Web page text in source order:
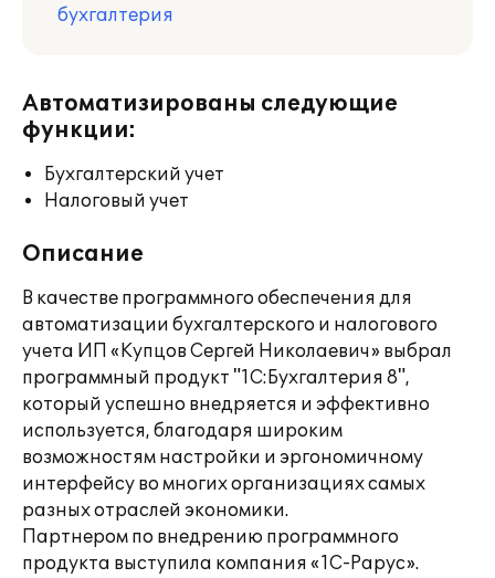
бухгалтерия
Автоматизированы следующие
функции:
Бухгалтерский учет
Налоговый учет
Описание
В качестве программного обеспечения для
автоматизации бухгалтерского и налогового
учета ИП «Купцов Сергей Николаевич» выбрал
программный продукт "1С:Бухгалтерия 8",
который успешно внедряется и эффективно
используется, благодаря широким
возможностям настройки и эргономичному
интерфейсу во многих организациях самых
разных отраслей экономики.
Партнером по внедрению программного
продукта выступила компания «1С-Рарус».